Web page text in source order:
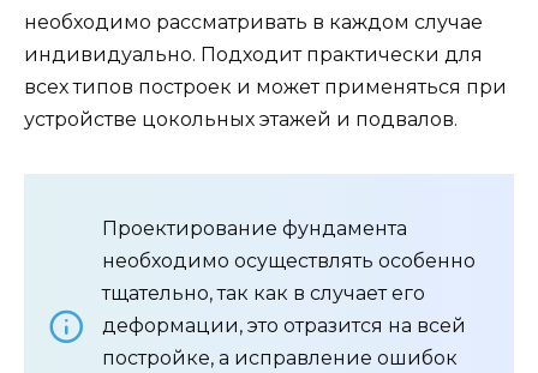
выполняемых расчетов с кратким описанием
каждого пункта. Вы так же можете задать свой
вопрос, воспользовавшись формой справа.
Общие сведения по
фундамента.
Площадь подошвы ленты -Площадь опоры